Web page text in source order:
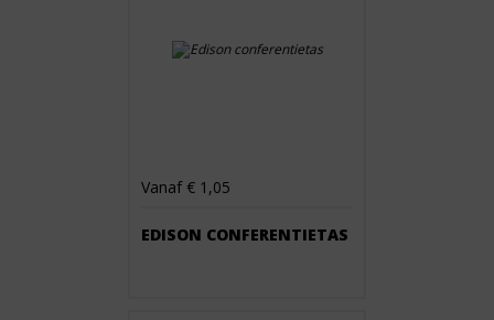
Vanaf € 1,05
EDISON CONFERENTIETAS